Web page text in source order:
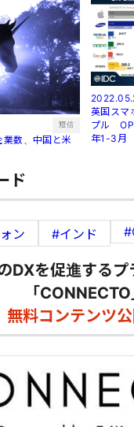
短信
数、中国と米
英国スマ
プル
年1-3月
ド
ン #インド
DXを促進する
「CONNECTO
無料コンテンツ